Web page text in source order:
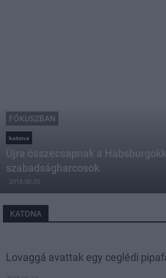
FÓKUSZBAN
katona
Újra összecsapnak a
szabadságharcosok
2018.06.05
KATONA
Lovaggá avattak egy ceglédi